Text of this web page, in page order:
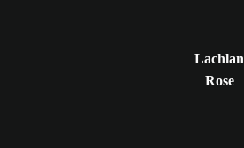
Lachlan
Rose